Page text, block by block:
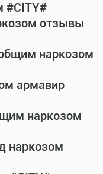
#CITY#
отзывы
наркозом
армавир
наркозом
наркозом